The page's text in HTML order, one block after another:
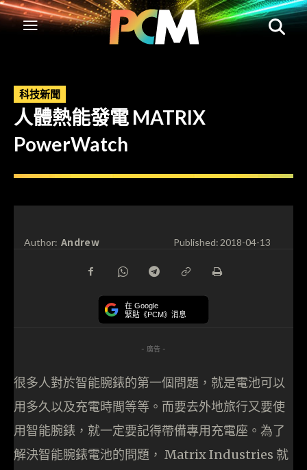
科技新聞
人體熱能發電 MATRIX
PowerWatch
Author: Andrew Published:2018-04-13
在 Google
緊貼《PCM》消息
- 廣告 -
很多人對於智能腕錶的第一個問題，就是電池可以
用多久以及充電時間等等。而要去外地旅行又要使
用智能腕錶，就一定要記得帶備專用充電座。為了
解決智能腕錶電池的問題， Matrix Industries 就